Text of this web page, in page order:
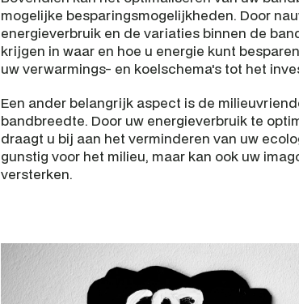
mogelijke besparingsmogelijkheden. Door
energieverbruik en de variaties binnen de
krijgen in waar en hoe u energie kunt
uw verwarmings- en koelschema's tot het
Een ander belangrijk aspect is de
bandbreedte. Door uw energieverbruik te
draagt u bij aan het verminderen van uw
gunstig voor het milieu, maar kan ook uw
versterken.